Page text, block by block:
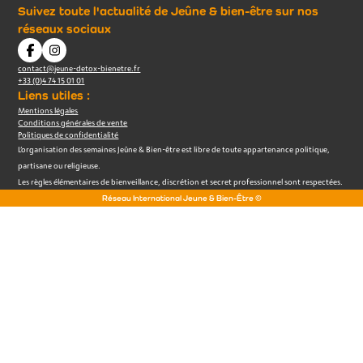
Suivez toute l'actualité de Jeûne & bien-être sur nos
réseaux sociaux
contact@jeune-detox-bienetre.fr
+33 (0)4 74 15 01 01
Liens utiles :
Mentions légales
Conditions générales de vente
Politiques de confidentialité
L’organisation des semaines Jeûne & Bien-être est libre de toute appartenance politique,
partisane ou religieuse.
Les règles élémentaires de bienveillance, discrétion et secret professionnel sont respectées.
Réseau International Jeune & Bien-Être ©